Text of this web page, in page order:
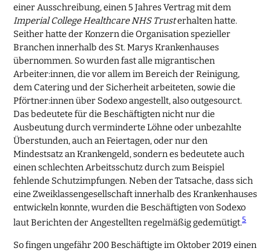
einer Ausschreibung, einen 5 Jahres Vertrag mit dem
Imperial College Healthcare NHS Trusterhalten hatte.
Seither hatte der Konzern die Organisation spezieller
Branchen innerhalb des St. Marys Krankenhauses
übernommen. So wurden fast alle migrantischen
Arbeiter:innen, die vor allem im Bereich der Reinigung,
dem Catering und der Sicherheit arbeiteten, sowie die
Pförtner:innen über Sodexo angestellt, also outgesourct.
Das bedeutete für die Beschäftigten nicht nur die
Ausbeutung durch verminderte Löhne oder unbezahlte
Überstunden, auch an Feiertagen, oder nur den
Mindestsatz an Krankengeld, sondern es bedeutete auch
einen schlechten Arbeitsschutz durch zum Beispiel
fehlende Schutzimpfungen. Neben der Tatsache, dass sich
eine Zweiklassengesellschaft innerhalb des Krankenhauses
entwickeln konnte, wurden die Beschäftigten von Sodexo
laut Berichten der Angestellten regelmäßig gedemütigt.5
So fingen ungefähr 200 Beschäftigte im Oktober 2019 einen